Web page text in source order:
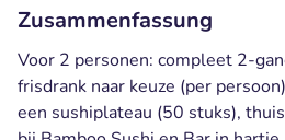
Zusammenfassung
Voor 2 personen: compleet 2-
frisdrank naar keuze (per
een sushiplateau (50 stuks),